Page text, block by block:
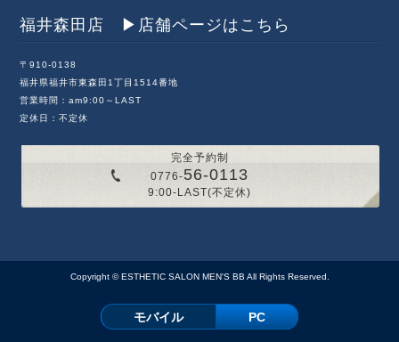
福井森田店 ▶︎店舗ページはこちら
〒910-0138
福井県福井市東森田1丁目1514番地
営業時間：am9:00～LAST
定休日：不定休
完全予約制
0776-56-0113
9:00-LAST(不定休)
Copyright ©ESTHETIC SALON MEN'S BB All Rights Reserved.
モバイル PC